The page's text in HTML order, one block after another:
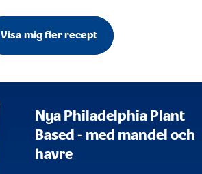
Visa mig fler recept
Nya Philadelphia Plant
Based - med mandel och
havre